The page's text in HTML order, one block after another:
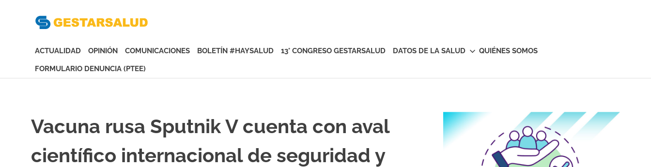
de
Gestoras
del
Salud
ACTUALIDAD OPINIÓN COMUNICACIONES BOLETÍN #HAYSALUD 13° CONGRESO GESTARSALUD DATOS DE LA SALUD QUIÉNES SOMOS
FORMULARIO DENUNCIA (PTEE)
Vacuna rusa Sputnik V cuenta con aval
científico internacional de seguridad y